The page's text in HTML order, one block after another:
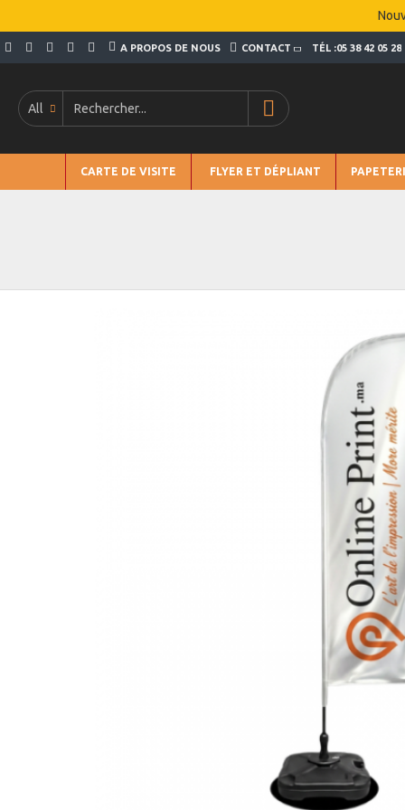
A PROPOS DE NOUS CONTACT TÉL :05 38 42 05 28
All
CARTE DE VISITE FLYER ET DÉPLIANT